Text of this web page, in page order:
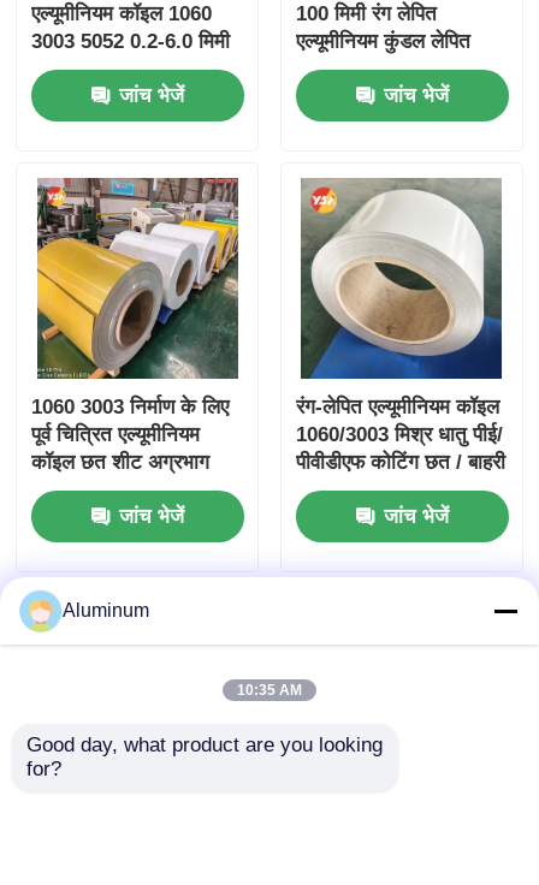
एल्यूमीनियम कॉइल 1060
3003 5052 0.2-6.0 मिमी
यूवी वेदर रेसिस्टेंट रूफिंग
गटर बिल्डिंग डेकोरेशन के
लिए
जांच भेजें
100 मिमी रंग लेपित
एल्यूमीनियम कुंडल लेपित
सामग्री हल्के और टिकाऊ
समाधान के लिए डिज़ाइन की
गई
जांच भेजें
1060 3003 निर्माण के लिए
पूर्व चित्रित एल्यूमीनियम
कॉइल छत शीट अग्रभाग
सामग्री
जांच भेजें
रंग-लेपित एल्यूमीनियम कॉइल
1060/3003 मिश्र धातु पीई/
पीवीडीएफ कोटिंग छत / बाहरी
दीवारों / छतों के लिए विशेष
जांच भेजें
Aluminum
10:35 AM
Good day, what product are you looking
for?